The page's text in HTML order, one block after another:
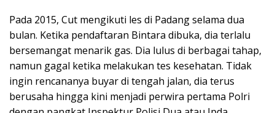
Pada 2015, Cut mengikuti les di Padang selama dua
bulan. Ketika pendaftaran Bintara dibuka, dia terlalu
bersemangat menarik gas. Dia lulus di berbagai tahap,
namun gagal ketika melakukan tes kesehatan. Tidak
ingin rencananya buyar di tengah jalan, dia terus
berusaha hingga kini menjadi perwira pertama Polri